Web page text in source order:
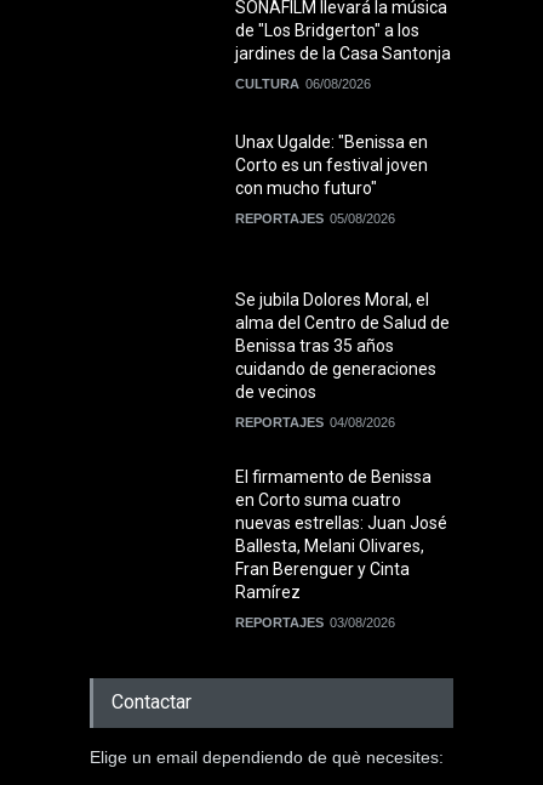
SONAFILM llevará la música
de "Los Bridgerton" a los
jardines de la Casa Santonja
CULTURA 06/08/2026
Unax Ugalde: "Benissa en
Corto es un festival joven
con mucho futuro"
REPORTAJES 05/08/2026
Se jubila Dolores Moral, el
alma del Centro de Salud de
Benissa tras 35 años
cuidando de generaciones
de vecinos
REPORTAJES 04/08/2026
El firmamento de Benissa
en Corto suma cuatro
nuevas estrellas: Juan José
Ballesta, Melani Olivares,
Fran Berenguer y Cinta
Ramírez
REPORTAJES 03/08/2026
Contactar
Elige un email dependiendo de què necesites: